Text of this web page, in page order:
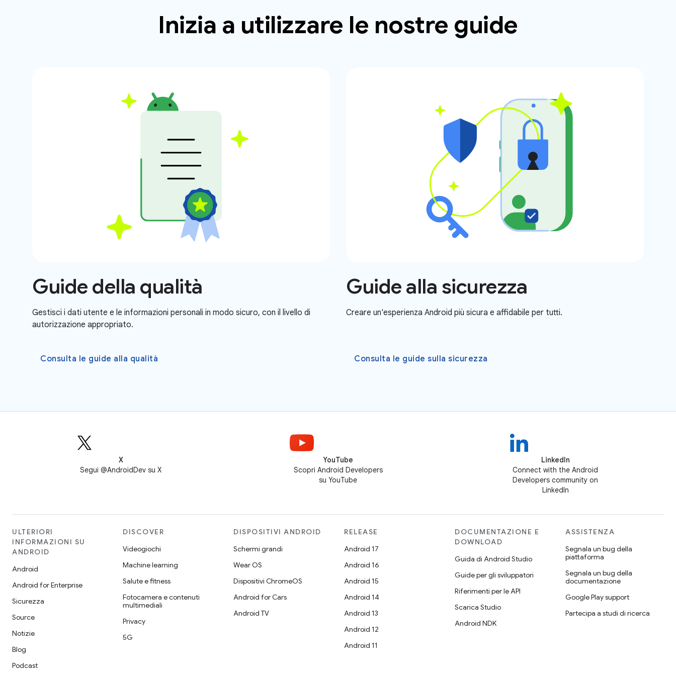
Inizia a utilizzare le nostre guide
Guide della qualità
Gestisci i dati utente e le informazioni personali in modo sicuro, con il livello di
autorizzazione appropriato.
Consulta le guide alla qualità
Guide alla sicurezza
Creare un'esperienza Android più sicura e affidabile per tutti.
Consulta le guide sulla sicurezza
X
Segui @AndroidDev su X
YouTube
Scopri Android Developers
su YouTube
LinkedIn
Connect with the Android
Developers community on
LinkedIn
ULTERIORI
INFORMAZIONI SU
ANDROID
Android
Android for Enterprise
Sicurezza
Source
Notizie
Blog
Podcast
DISCOVER
Videogiochi
Machine learning
Salute e fitness
Fotocamera e contenuti
multimediali
Privacy
5G
DISPOSITIVI ANDROID
Schermi grandi
Wear OS
Dispositivi ChromeOS
Android for Cars
Android TV
RELEASE
Android 17
Android 16
Android 15
Android 14
Android 13
Android 12
Android 11
DOCUMENTAZIONE E
DOWNLOAD
Guida di Android Studio
Guide per gli sviluppatori
Riferimenti per le API
Scarica Studio
Android NDK
ASSISTENZA
Segnala un bug della
piattaforma
Segnala un bug della
documentazione
Google Play support
Partecipa a studi di ricerca